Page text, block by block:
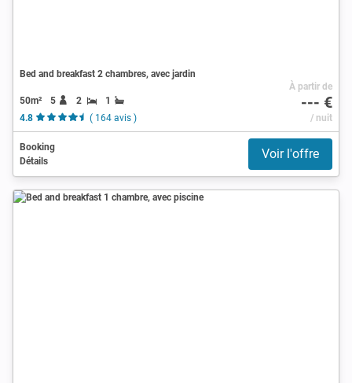
Bed and breakfast 2 chambres, avec jardin
50m² 5 2
1
4.8
( 164 avis )
À partir de
--- €
/ nuit
Booking
Détails
Voir l'offre